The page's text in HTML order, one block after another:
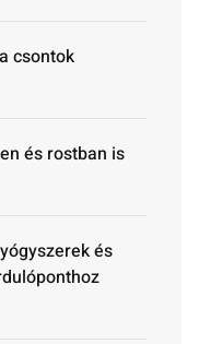
csontok
és rostban is
és